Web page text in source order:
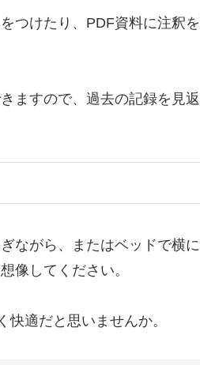
つけたり、PDF資料に注釈
ますので、過去の記録を見
ながら、またはベッドで横
像してください。
快適だと思いませんか。